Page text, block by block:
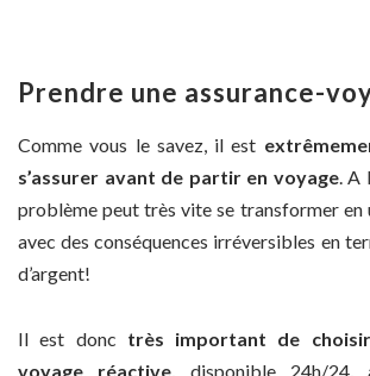
Prendre une assurance-
Comme vous le savez, il est
s’assurer avant de partir en voyage. A
problème peut très vite se transformer en
avec des conséquences irréversibles en
d’argent!
Il est donc très important de
voyage réactive , disponible 24h/24,